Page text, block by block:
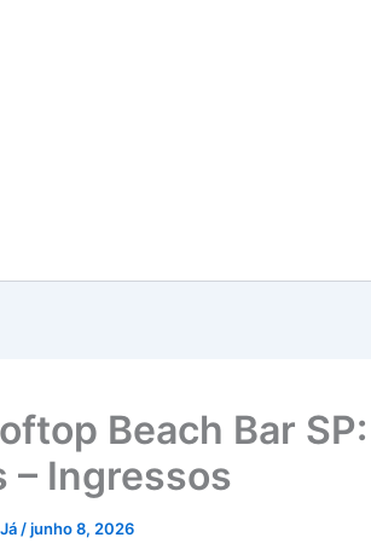
Beach Bar
– Ingressos
/junho 8, 2026